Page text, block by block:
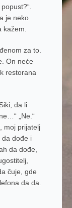
je neko
za to.
On neće
restorana
da li
„Ne.“
moj prijatelj
da dođe i
da dođe,
čuje, gde
da da.